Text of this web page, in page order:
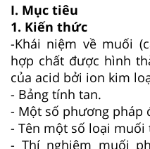
I. Mục tiêu
1. Kiến thức
-Khái niệm về muối
hợp chất được hình
của acid bởi ion kim
- Bảng tính tan.
- Một số phương pháp
- Tên một số loại muối
- Thí nghiệm muối